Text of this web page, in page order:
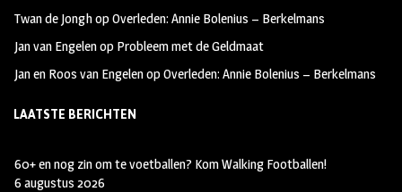
Twan de JonghopOverleden: Annie Bolenius – Berkelmans
Jan van Engelenop Probleem met de Geldmaat
Jan en Roos van EngelenopOverleden: Annie Bolenius – Berkelmans
LAATSTE BERICHTEN
60+ en nog zin om te voetballen? Kom Walking Footballen!
6 augustus 2026